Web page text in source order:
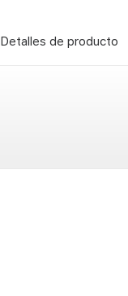
Detalles de producto